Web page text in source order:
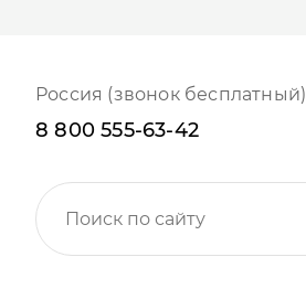
Россия (звонок бесплатный)
8 800 555-63-42